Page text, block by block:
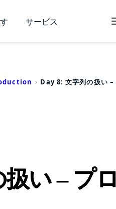
サービス
Day 8: 文字列の扱い –
扱い – プ